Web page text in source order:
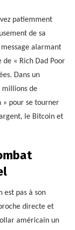
patiemment
de sa
alarmant
« Rich Dad Poor
Dans un
millions de
» pour se tourner
le Bitcoin et
est pas à son
directe et
américain un